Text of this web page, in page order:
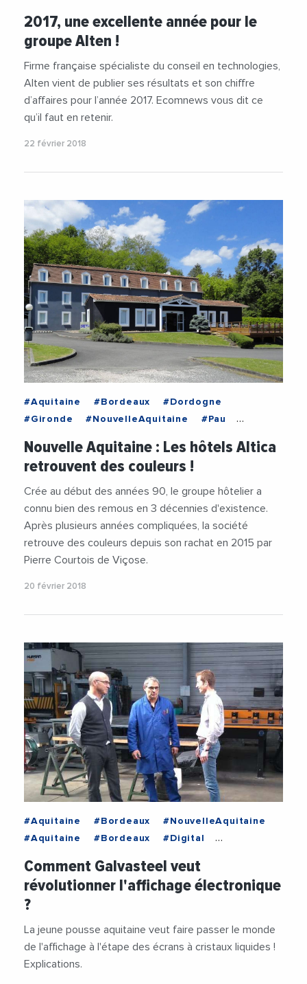
2017, une excellente année pour le
groupe Alten !
Firme française spécialiste du conseil en technologies,
Alten vient de publier ses résultats et son chiffre
d’affaires pour l’année 2017. Ecomnews vous dit ce
qu’il faut en retenir.
22 février 2018
#Aquitaine #Bordeaux
#Dordogne
#Gironde
#NouvelleAquitaine
#Pau
#Bordeaux
#Dordogne
#Economie
#Emploi
#Entreprises
#Gironde
#HotellerieRestauration
#Logement
#NouvelleAquitaine
#Pau
#PyreneesAtlantiques
Nouvelle Aquitaine : Les hôtels Altica
retrouvent des couleurs !
Crée au début des années 90, le groupe hôtelier a
connu bien des remous en 3 décennies d'existence.
Après plusieurs années compliquées, la société
retrouve des couleurs depuis son rachat en 2015 par
Pierre Courtois de Viçose.
20 février 2018
#Aquitaine #Bordeaux
#NouvelleAquitaine
#Aquitaine
#Bordeaux
#Digital
#Numerique
#VieDesEntreprises
Comment Galvasteel veut
révolutionner l'affichage électronique
?
La jeune pousse aquitaine veut faire passer le monde
de l'affichage à l'étape des écrans à cristaux liquides !
Explications.